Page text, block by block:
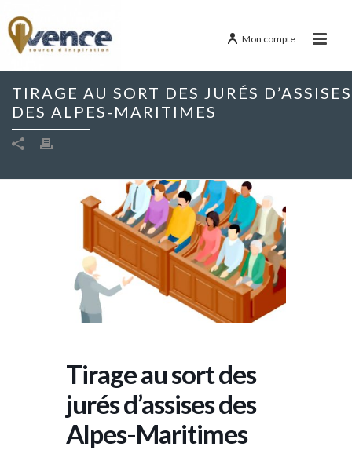
Mon compte
TIRAGE AU SORT DES JURÉS D’ASSISES
DES ALPES-MARITIMES
Tirage au sort des
jurés d’assises des
Alpes-Maritimes